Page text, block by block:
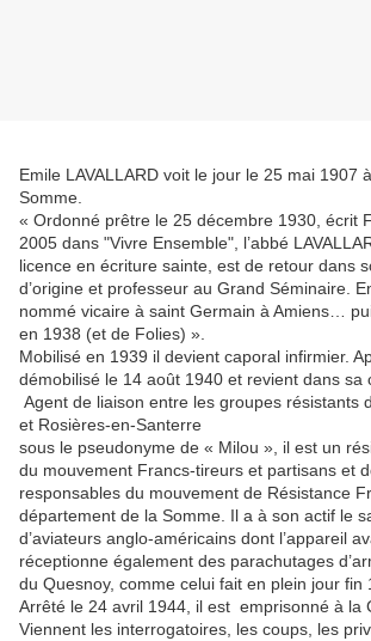
Emile LAVALLARD voit le jour le 25 mai 1907
Somme.
« Ordonné prêtre le 25 décembre 1930, écrit
2005 dans "Vivre Ensemble", l’abbé
licence en écriture sainte, est de retour dans
d’origine et professeur au Grand Séminaire.
nommé vicaire à saint Germain à Amiens…
en 1938 (et de Folies) ».
Mobilisé en 1939 il devient caporal infirmier.
démobilisé le 14 août 1940 et revient dans sa
Agent de liaison entre les groupes résistants
et Rosières-en-Santerre
sous le pseudonyme de « Milou », il est un
du mouvement Francs-tireurs et partisans et
responsables du mouvement de Résistance
département de la Somme. Il a à son actif le
d’aviateurs anglo-américains dont l’appareil
réceptionne également des parachutages
du Quesnoy, comme celui fait en plein jour fin
Arrêté le 24 avril 1944, il est emprisonné à la
Viennent les interrogatoires, les coups, les